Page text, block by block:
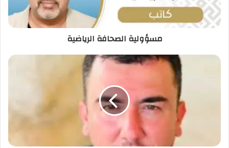
مسؤولية الصحافة الرياضية